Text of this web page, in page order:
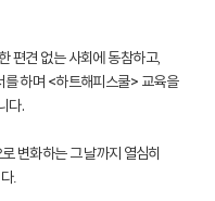
편견 없는 사회에 동참하고,
하며 <하트해피스쿨> 교육을
다.
변화하는 그 날까지 열심히
.